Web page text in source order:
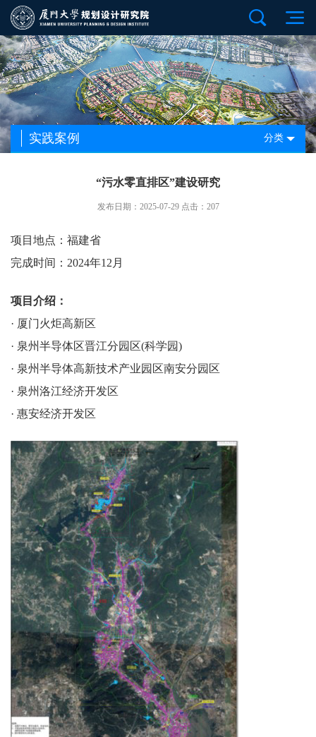
实践案例 分类
“污水零直排区”建设研究
发布日期：2025-07-29 点击：207
项目地点：福建省
完成时间：2024年12月
项目介绍：
· 厦门火炬高新区
· 泉州半导体区晋江分园区(科学园)
· 泉州半导体高新技术产业园区南安分园区
· 泉州洛江经济开发区
· 惠安经济开发区